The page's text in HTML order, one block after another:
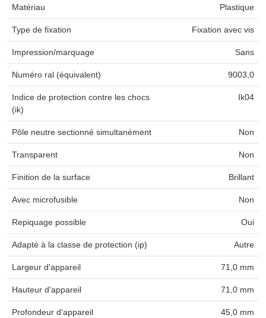
Matériau Plastique
Type de fixation Fixation avec vis
Impression/marquage Sans
Numéro ral (équivalent) 9003,0
Indice de protection contre les chocs
(ik)
Ik04
Pôle neutre sectionné simultanément Non
Transparent Non
Finition de la surface Brillant
Avec microfusible Non
Repiquage possible Oui
Adapté à la classe de protection (ip) Autre
Largeur d'appareil 71,0 mm
Hauteur d'appareil 71,0 mm
Profondeur d'appareil 45,0 mm